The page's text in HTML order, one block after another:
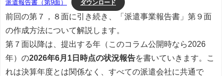
派遣報告書（第9面） ダウンロード
前回の第７，８面に引き続き、「派遣事業報告書」第９面
の作成方法について解説します。
第７面以降は、提出する年（このコラム公開時なら2026
年）の2026年6月1日時点の状況報告を書いていきます。こ
れは決算年度とは関係なく、すべての派遣会社に共通で